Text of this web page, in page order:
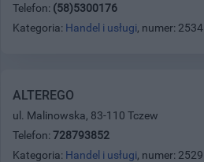
Telefon: (58)5300176
Kategoria: Handel i usługi, numer: 2534
ALTEREGO
ul. Malinowska, 83-110 Tczew
Telefon: 728793852
Kategoria: Handel i usługi, numer: 2529